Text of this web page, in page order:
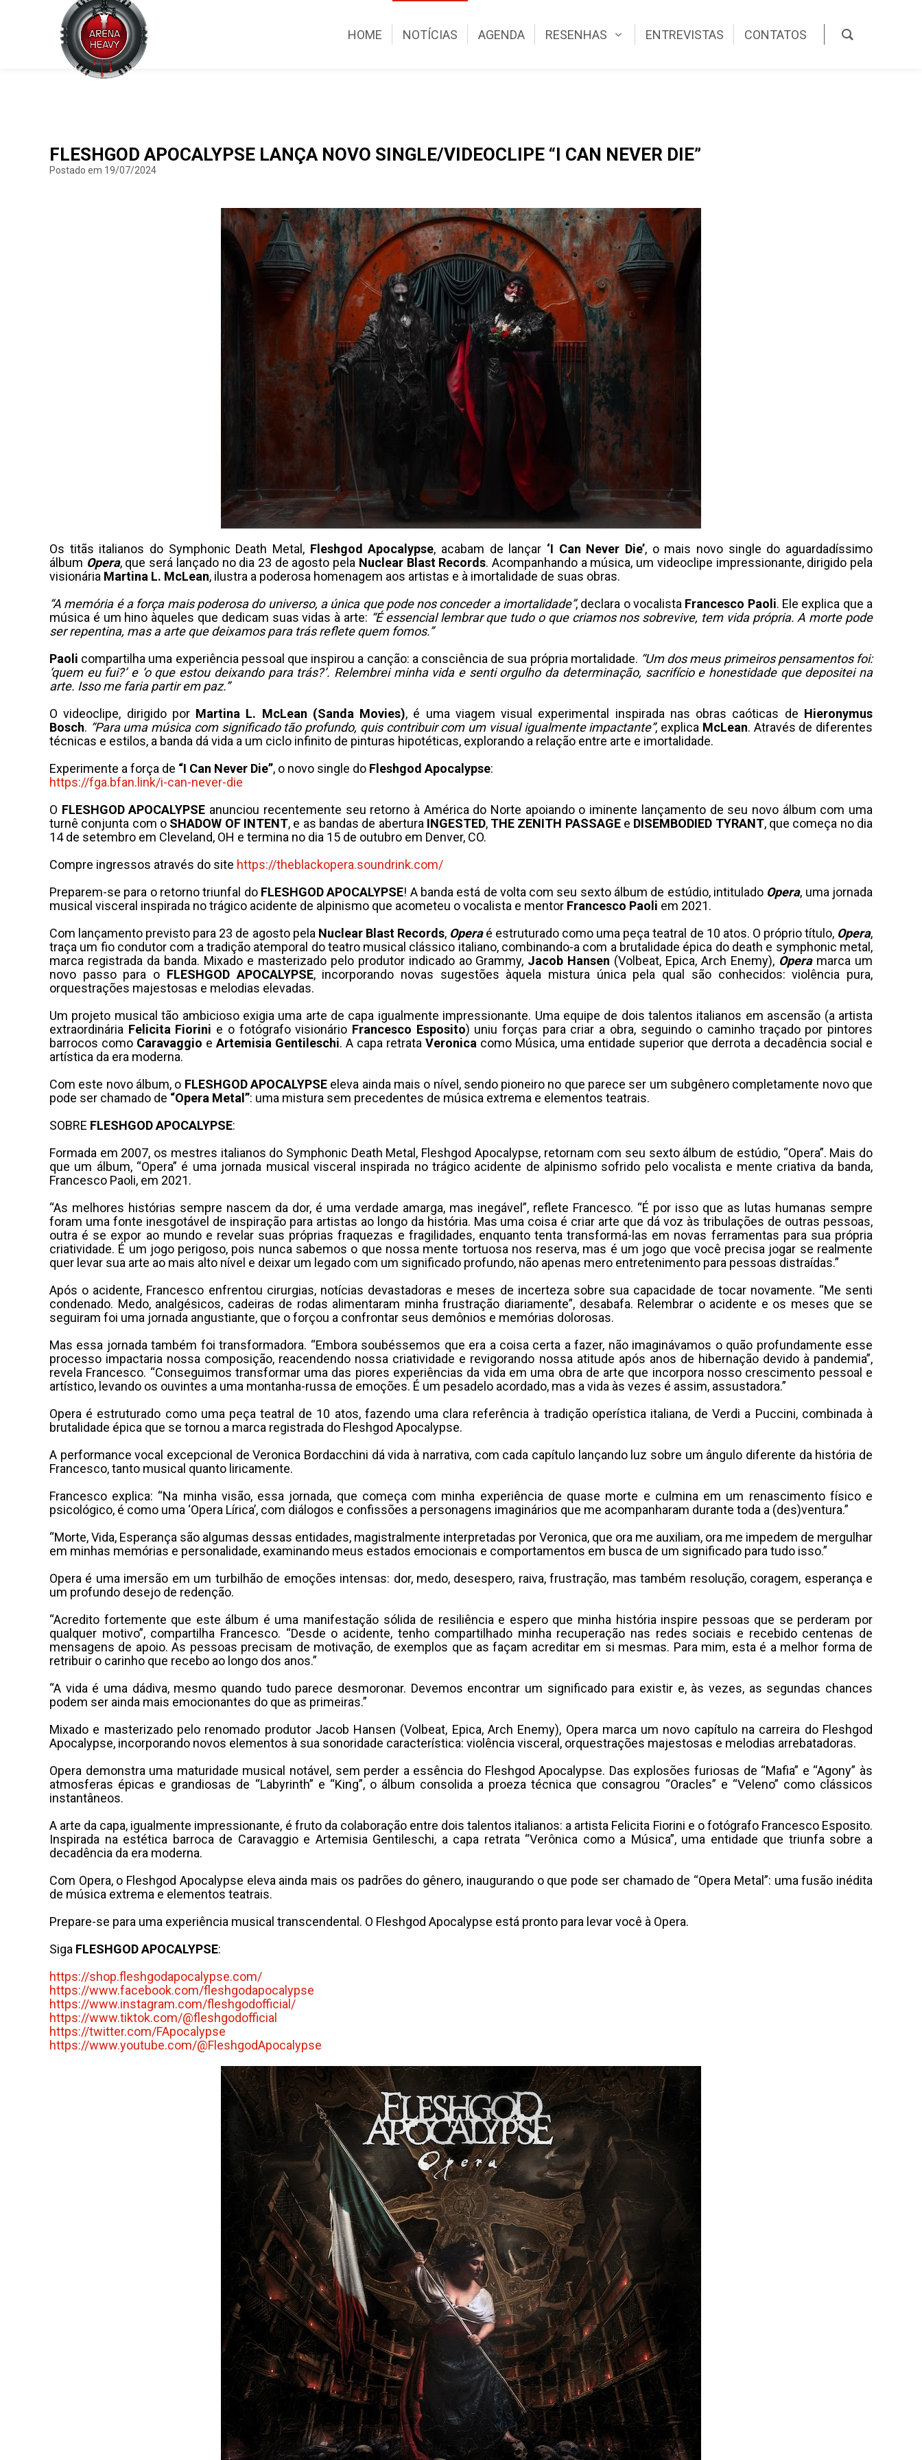
HOME NOTÍCIAS AGENDA RESENHAS ENTREVISTAS CONTATOS
FLESHGOD APOCALYPSE LANÇA NOVO SINGLE/VIDEOCLIPE “I CAN NEVER DIE”
Postado em 19/07/2024
Os titãs italianos do Symphonic Death Metal, Fleshgod Apocalypse, acabam de lançar ‘I Can Never Die’, o mais novo single do aguardadíssimo
álbum Opera, que será lançado no dia 23 de agosto pela Nuclear Blast Records. Acompanhando a música, um videoclipe impressionante, dirigido pela
visionária Martina L. McLean, ilustra a poderosa homenagem aos artistas e à imortalidade de suas obras.
“A memória é a força mais poderosa do universo, a única que pode nos conceder a imortalidade”, declara o vocalista Francesco Paoli. Ele explica que a
música é um hino àqueles que dedicam suas vidas à arte: “É essencial lembrar que tudo o que criamos nos sobrevive, tem vida própria. A morte pode
ser repentina, mas a arte que deixamos para trás reflete quem fomos.”
Paoli compartilha uma experiência pessoal que inspirou a canção: a consciência de sua própria mortalidade. “Um dos meus primeiros pensamentos foi:
‘quem eu fui?’ e ‘o que estou deixando para trás?’. Relembrei minha vida e senti orgulho da determinação, sacrifício e honestidade que depositei na
arte. Isso me faria partir em paz.”
O videoclipe, dirigido por Martina L. McLean (Sanda Movies), é uma viagem visual experimental inspirada nas obras caóticas de Hieronymus
Bosch. “Para uma música com significado tão profundo, quis contribuir com um visual igualmente impactante”, explica McLean. Através de diferentes
técnicas e estilos, a banda dá vida a um ciclo infinito de pinturas hipotéticas, explorando a relação entre arte e imortalidade.
Experimente a força de “I Can Never Die”, o novo single do Fleshgod Apocalypse:
https://fga.bfan.link/i-can-never-die
O FLESHGOD APOCALYPSE anunciou recentemente seu retorno à América do Norte apoiando o iminente lançamento de seu novo álbum com uma
turnê conjunta com o SHADOW OF INTENT, e as bandas de abertura INGESTED, THE ZENITH PASSAGEe DISEMBODIED TYRANT, que começa no dia
14 de setembro em Cleveland, OH e termina no dia 15 de outubro em Denver, CO.
Compre ingressos através do site https://theblackopera.soundrink.com/
Preparem-se para o retorno triunfal do FLESHGOD APOCALYPSE! A banda está de volta com seu sexto álbum de estúdio, intitulado Opera, uma jornada
musical visceral inspirada no trágico acidente de alpinismo que acometeu o vocalista e mentor Francesco Paoli em 2021.
Com lançamento previsto para 23 de agosto pela Nuclear Blast Records, Operaé estruturado como uma peça teatral de 10 atos. O próprio título, Opera,
traça um fio condutor com a tradição atemporal do teatro musical clássico italiano, combinando-a com a brutalidade épica do death e symphonic metal,
marca registrada da banda. Mixado e masterizado pelo produtor indicado ao Grammy, Jacob Hansen (Volbeat, Epica, Arch Enemy), Operamarca um
novo passo para o FLESHGOD APOCALYPSE, incorporando novas sugestões àquela mistura única pela qual são conhecidos: violência pura,
orquestrações majestosas e melodias elevadas.
Um projeto musical tão ambicioso exigia uma arte de capa igualmente impressionante. Uma equipe de dois talentos italianos em ascensão (a artista
extraordinária Felicita Fiorini e o fotógrafo visionário Francesco Esposito) uniu forças para criar a obra, seguindo o caminho traçado por pintores
barrocos como Caravaggio e Artemisia Gentileschi. A capa retrata Veronica como Música, uma entidade superior que derrota a decadência social e
artística da era moderna.
Com este novo álbum, o FLESHGOD APOCALYPSEeleva ainda mais o nível, sendo pioneiro no que parece ser um subgênero completamente novo que
pode ser chamado de “Opera Metal”: uma mistura sem precedentes de música extrema e elementos teatrais.
SOBRE FLESHGOD APOCALYPSE:
Formada em 2007, os mestres italianos do Symphonic Death Metal, Fleshgod Apocalypse, retornam com seu sexto álbum de estúdio, “Opera”. Mais do
que um álbum, “Opera” é uma jornada musical visceral inspirada no trágico acidente de alpinismo sofrido pelo vocalista e mente criativa da banda,
Francesco Paoli, em 2021.
“As melhores histórias sempre nascem da dor, é uma verdade amarga, mas inegável”, reflete Francesco. “É por isso que as lutas humanas sempre
foram uma fonte inesgotável de inspiração para artistas ao longo da história. Mas uma coisa é criar arte que dá voz às tribulações de outras pessoas,
outra é se expor ao mundo e revelar suas próprias fraquezas e fragilidades, enquanto tenta transformá-las em novas ferramentas para sua própria
criatividade. É um jogo perigoso, pois nunca sabemos o que nossa mente tortuosa nos reserva, mas é um jogo que você precisa jogar se realmente
quer levar sua arte ao mais alto nível e deixar um legado com um significado profundo, não apenas mero entretenimento para pessoas distraídas.”
Após o acidente, Francesco enfrentou cirurgias, notícias devastadoras e meses de incerteza sobre sua capacidade de tocar novamente. “Me senti
condenado. Medo, analgésicos, cadeiras de rodas alimentaram minha frustração diariamente”, desabafa. Relembrar o acidente e os meses que se
seguiram foi uma jornada angustiante, que o forçou a confrontar seus demônios e memórias dolorosas.
Mas essa jornada também foi transformadora. “Embora soubéssemos que era a coisa certa a fazer, não imaginávamos o quão profundamente esse
processo impactaria nossa composição, reacendendo nossa criatividade e revigorando nossa atitude após anos de hibernação devido à pandemia”,
revela Francesco. “Conseguimos transformar uma das piores experiências da vida em uma obra de arte que incorpora nosso crescimento pessoal e
artístico, levando os ouvintes a uma montanha-russa de emoções. É um pesadelo acordado, mas a vida às vezes é assim, assustadora.”
Opera é estruturado como uma peça teatral de 10 atos, fazendo uma clara referência à tradição operística italiana, de Verdi a Puccini, combinada à
brutalidade épica que se tornou a marca registrada do Fleshgod Apocalypse.
A performance vocal excepcional de Veronica Bordacchini dá vida à narrativa, com cada capítulo lançando luz sobre um ângulo diferente da história de
Francesco, tanto musical quanto liricamente.
Francesco explica: “Na minha visão, essa jornada, que começa com minha experiência de quase morte e culmina em um renascimento físico e
psicológico, é como uma ‘Opera Lírica’, com diálogos e confissões a personagens imaginários que me acompanharam durante toda a (des)ventura.”
“Morte, Vida, Esperança são algumas dessas entidades, magistralmente interpretadas por Veronica, que ora me auxiliam, ora me impedem de mergulhar
em minhas memórias e personalidade, examinando meus estados emocionais e comportamentos em busca de um significado para tudo isso.”
Opera é uma imersão em um turbilhão de emoções intensas: dor, medo, desespero, raiva, frustração, mas também resolução, coragem, esperança e
um profundo desejo de redenção.
“Acredito fortemente que este álbum é uma manifestação sólida de resiliência e espero que minha história inspire pessoas que se perderam por
qualquer motivo”, compartilha Francesco. “Desde o acidente, tenho compartilhado minha recuperação nas redes sociais e recebido centenas de
mensagens de apoio. As pessoas precisam de motivação, de exemplos que as façam acreditar em si mesmas. Para mim, esta é a melhor forma de
retribuir o carinho que recebo ao longo dos anos.”
“A vida é uma dádiva, mesmo quando tudo parece desmoronar. Devemos encontrar um significado para existir e, às vezes, as segundas chances
podem ser ainda mais emocionantes do que as primeiras.”
Mixado e masterizado pelo renomado produtor Jacob Hansen (Volbeat, Epica, Arch Enemy), Opera marca um novo capítulo na carreira do Fleshgod
Apocalypse, incorporando novos elementos à sua sonoridade característica: violência visceral, orquestrações majestosas e melodias arrebatadoras.
Opera demonstra uma maturidade musical notável, sem perder a essência do Fleshgod Apocalypse. Das explosões furiosas de “Mafia” e “Agony” às
atmosferas épicas e grandiosas de “Labyrinth” e “King”, o álbum consolida a proeza técnica que consagrou “Oracles” e “Veleno” como clássicos
instantâneos.
A arte da capa, igualmente impressionante, é fruto da colaboração entre dois talentos italianos: a artista Felicita Fiorini e o fotógrafo Francesco Esposito.
Inspirada na estética barroca de Caravaggio e Artemisia Gentileschi, a capa retrata “Verônica como a Música”, uma entidade que triunfa sobre a
decadência da era moderna.
Com Opera, o Fleshgod Apocalypse eleva ainda mais os padrões do gênero, inaugurando o que pode ser chamado de “Opera Metal”: uma fusão inédita
de música extrema e elementos teatrais.
Prepare-se para uma experiência musical transcendental. O Fleshgod Apocalypse está pronto para levar você à Opera.
Siga FLESHGOD APOCALYPSE:
https://shop.fleshgodapocalypse.com/
https://www.facebook.com/fleshgodapocalypse
https://www.instagram.com/fleshgodofficial/
https://www.tiktok.com/@fleshgodofficial
https://twitter.com/FApocalypse
https://www.youtube.com/@FleshgodApocalypse